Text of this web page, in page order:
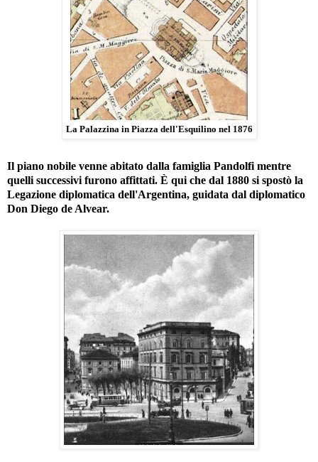
La Palazzina in Piazza dell'Esquilino nel 1876
Il piano nobile venne abitato dalla famiglia Pandolfi mentre
quelli successivi furono affittati. È qui che dal 1880 si spostò la
Legazione diplomatica dell'Argentina, guidata dal diplomatico
Don Diego de Alvear.